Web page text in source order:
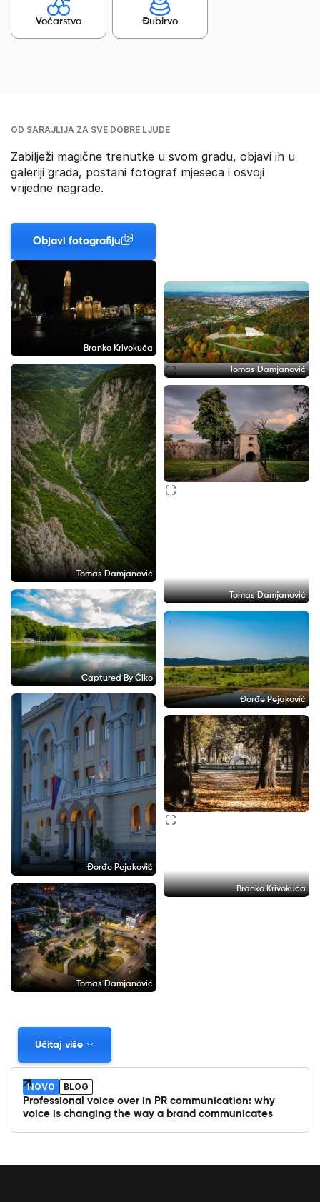
Voćarstvo Đubirvo
OD SARAJLIJA ZA SVE DOBRE LJUDE
Zabilježi magične trenutke u svom gradu, objavi ih u
galeriji grada, postani fotograf mjeseca i osvoji
vrijedne nagrade.
Objavi fotografiju
Branko Krivokuća
Tomas Damjanović
Tomas Damjanović
Tomas Damjanović
Captured By Čiko
Đorđe Pejaković
Đorđe Pejaković
Branko Krivokuća
Tomas Damjanović
Učitaj više
NOVO
BLOG
Professional voice over in PR communication: why
voice is changing the way a brand communicates